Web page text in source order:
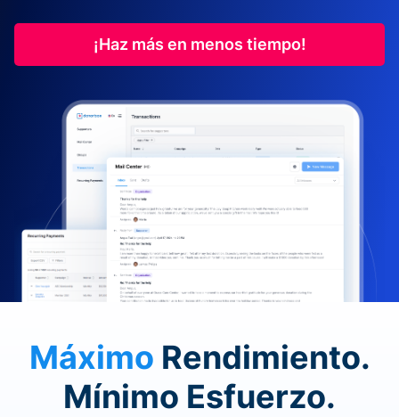
¡Haz más en menos tiempo!
Máximo Rendimiento.
Mínimo Esfuerzo.